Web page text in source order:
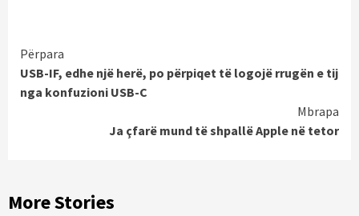
Continue
Reading
Përpara
USB-IF, edhe një herë, po përpiqet të logojë rrugën e tij
nga konfuzioni USB-C
Mbrapa
Ja çfarë mund të shpallë Apple në tetor
More Stories